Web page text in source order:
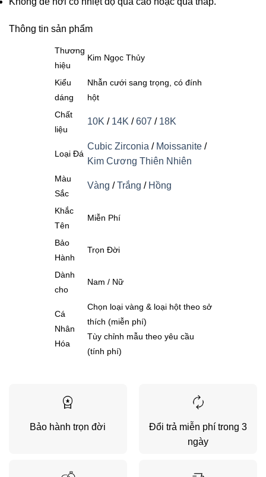
Thông tin sản phẩm
Thương
hiệu
Kim Ngọc Thủy
Kiểu
dáng
Nhẫn cưới sang trọng, có đính
hột
Chất
liệu
10K / 14K /607 / 18K
Loại Đá
Cubic Zirconia / Moissanite/
Kim Cương Thiên Nhiên
Màu
Sắc
Vàng /Trắng / Hồng
Khắc
Tên
Miễn Phí
Bảo
Hành
Trọn Đời
Dành
cho
Nam / Nữ
Cá
Nhân
Hóa
Chọn loại vàng & loại hột theo sở
thích (miễn phí)
Tùy chỉnh mẫu theo yêu cầu
(tính phí)
Bảo hành trọn đời
Đổi trả miễn phí trong 3
ngày